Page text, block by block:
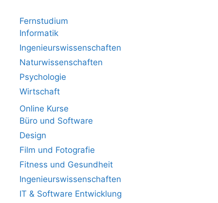
Fernstudium
Informatik
Ingenieurswissenschaften
Naturwissenschaften
Psychologie
Wirtschaft
Online Kurse
Büro und Software
Design
Film und Fotografie
Fitness und Gesundheit
Ingenieurswissenschaften
IT & Software Entwicklung